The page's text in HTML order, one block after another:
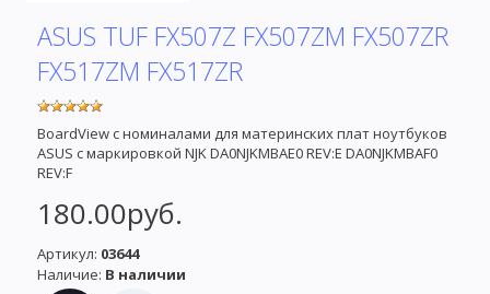
ASUS TUF FX507Z FX507ZM FX507ZR
FX517ZM FX517ZR
BoardView с номиналами для материнских плат ноутбуков
ASUS с маркировкой NJK DA0NJKMBAE0 REV:E DA0NJKMBAF0
REV:F
180.00руб.
Артикул: 03644
Наличие: В наличии